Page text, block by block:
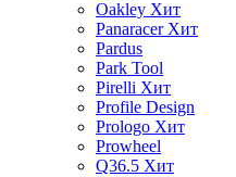
Oakley Хит
Panaracer Хит
Pardus
Park Tool
Pirelli Хит
Profile Design
Prologo Хит
Prowheel
Q36.5 Хит